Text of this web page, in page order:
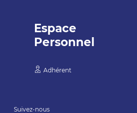
Espace
Personnel
Adhérent
Suivez-nous